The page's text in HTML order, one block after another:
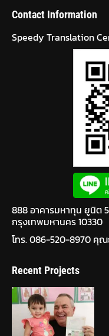
Contact Information
Speedy Translation
888 อาคารมหาทุน ยูนิต
กรุงเทพมหานคร 10330
โทร. 086-520-8970 คุ
Recent Projects